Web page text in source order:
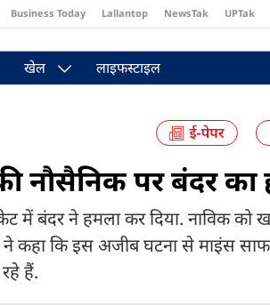
Business Today Lallantop NewsTak UPTak
खेल लाइफस्टाइल
नौसैनिक पर बंदर का
में बंदर ने हमला कर दिया. नाविक को
ने कहा कि इस अजीब घटना से माइंस
हैं.